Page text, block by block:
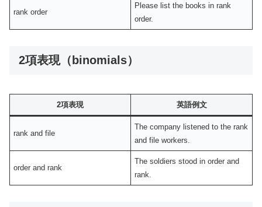
rank order
Please list the books in rank
order.
2項表現（binomials）
2項表現 英語例文
rank and file
The company listened to the rank
and file workers.
order and rank
The soldiers stood in order and
rank.